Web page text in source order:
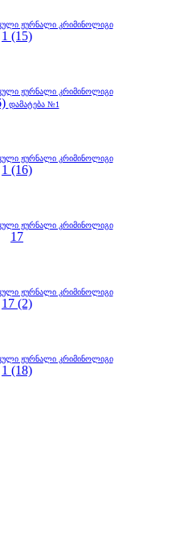
ჟურნალი კრიმინოლიგი
1 (15)
ჟურნალი კრიმინოლიგი
დამატება №1
ჟურნალი კრიმინოლიგი
1 (16)
ჟურნალი კრიმინოლიგი
17
ჟურნალი კრიმინოლიგი
17 (2)
ჟურნალი კრიმინოლიგი
1 (18)